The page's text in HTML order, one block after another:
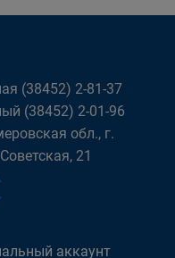
(38452) 2-81-37
(38452) 2-01-96
обл., г.
21
аккаунт